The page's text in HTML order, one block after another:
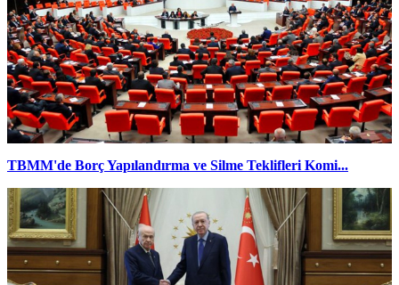
TBMM'de Borç Yapılandırma ve Silme Teklifleri Komi...